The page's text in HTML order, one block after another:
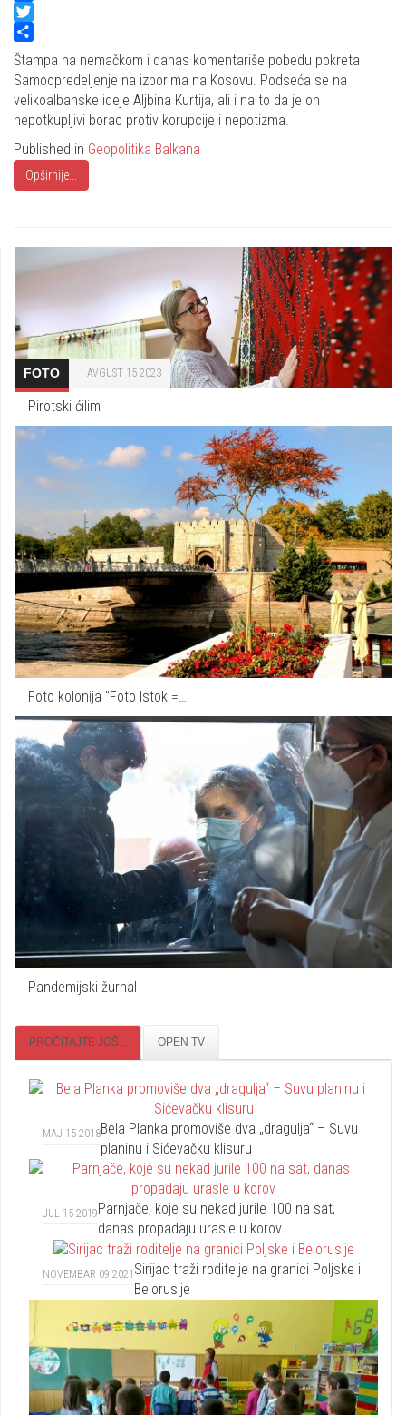
Facebook
Twitter
Share
Štampa na nemačkom i danas komentariše pobedu pokreta
Samoopredeljenje na izborima na Kosovu. Podseća se na
velikoalbanske ideje Aljbina Kurtija, ali i na to da je on
nepotkupljivi borac protiv korupcije i nepotizma.
Published in Geopolitika Balkana
Opširnije...
FOTO AVGUST 15 2023
Pirotski ćilim
Foto kolonija "Foto Istok =…
Pandemijski žurnal
PROČITAJTE JOŠ... OPEN TV
MAJ 15 2018Bela Planka promoviše dva „dragulja“ – Suvu
planinu i Sićevačku klisuru
JUL 15 2019Parnjače, koje su nekad jurile 100 na sat,
danas propadaju urasle u korov
NOVEMBAR 09 2021 Sirijac traži roditelje na granici Poljske i
Belorusije